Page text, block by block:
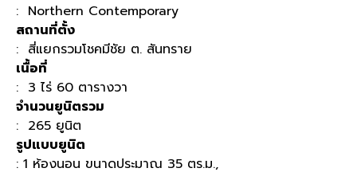
: Northern Contemporary
สถานที่ตั้ง
: สี่แยกรวมโชคมีชัย ต. สันทราย
เนื้อที่
: 3 ไร่ 60 ตารางวา
จำนวนยูนิตรวม
: 265 ยูนิต
รูปแบบยูนิต
: 1 ห้องนอน ขนาดประมาณ 35 ตร.ม.,